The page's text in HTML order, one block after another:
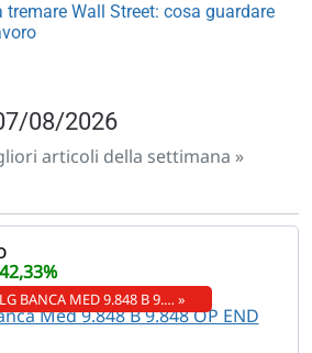
Wall Street: cosa guardare
08/2026
articoli della settimana »
BANCA MED 9.848 B 9.… »